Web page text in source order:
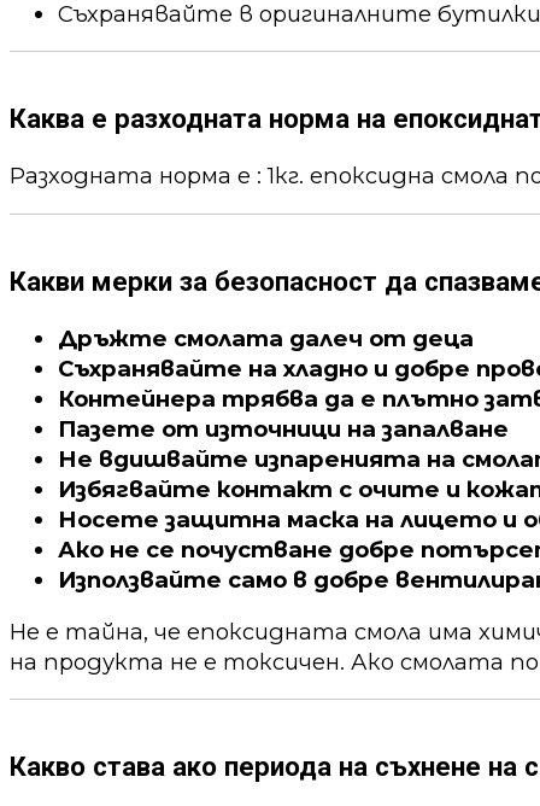
Съхранявайте в оригиналните
Каква е разходната норма на
Разходната норма е : 1кг. епоксидна смола
Какви мерки за безопасност да
Дръжте смолата далеч от деца
Съхранявайте на хладно и добре
Контейнера трябва да е плътно
Пазете от източници на запалване
Не вдишвайте изпаренията на
Избягвайте контакт с очите и
Носете защитна маска на лицето и
Ако не се почустване добре
Използвайте само в добре
Не е тайна, че епоксидната смола има
на продукта не е токсичен. Ако смолата
Какво става ако периода на съхнене